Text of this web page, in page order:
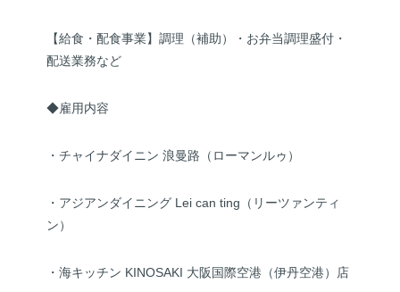
【給食・配食事業】調理（補助）・お弁当調理盛付・
配送業務など
◆雇用内容
・チャイナダイニン 浪曼路（ローマンルゥ）
・アジアンダイニング Lei can ting（リーツァンティ
ン）
・海キッチン KINOSAKI 大阪国際空港（伊丹空港）店